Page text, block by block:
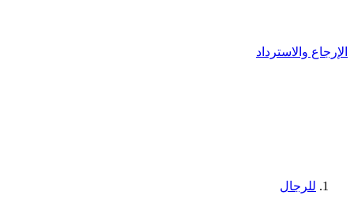
الإرجاع والاسترداد
للرجال